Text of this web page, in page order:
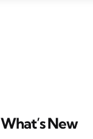
What’s New